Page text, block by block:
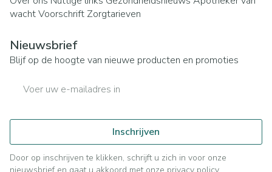
wachtVoorschrift Zorgtarieven
Nieuwsbrief
Blijf op de hoogte van nieuwe producten en promoties
Inschrijven
Door op inschrijven te klikken, schrijft u zich in voor onze